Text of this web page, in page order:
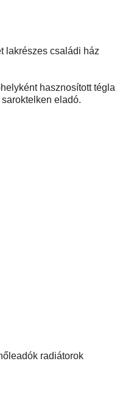
lakrészes családi ház
hasznosított tégla
eladó.
radiátorok